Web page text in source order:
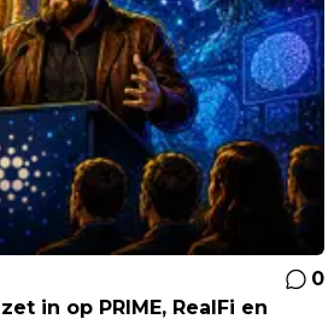
0
in op PRIME, RealFi en